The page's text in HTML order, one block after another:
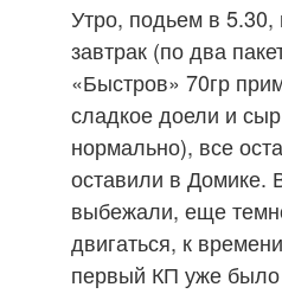
Утро, подьем в
завтрак (по два
«Быстров» 70гр
сладкое доели и
нормально), все
оставили в Домике.
выбежали, еще
двигаться, к
первый КП уже было